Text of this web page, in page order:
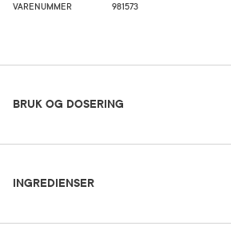
VARENUMMER
981573
BRUK OG DOSERING
Barn fra 3 år og oppover: 1 gelépute daglig.
INGREDIENSER